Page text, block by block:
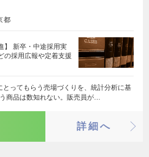
都
】 新卒・中途採用実
の採用広報や定着支援
とってもらう売場づくりを、統計分析に基
商品は数知れない。販売員が…
詳細へ